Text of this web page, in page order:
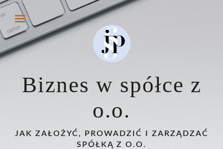
Biznes w spółce z
o.o.
JAK ZAŁOŻYĆ, PROWADZIĆ I ZARZĄDZAĆ
SPÓŁKĄ Z O.O.